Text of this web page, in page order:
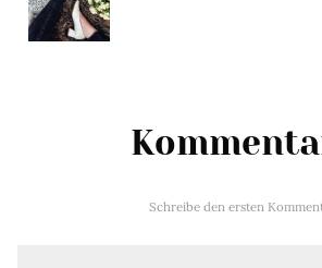
Schreibe den ersten